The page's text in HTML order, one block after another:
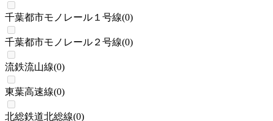
千葉都市モノレール１号線(0)
千葉都市モノレール２号線(0)
流鉄流山線(0)
東葉高速線(0)
北総鉄道北総線(0)